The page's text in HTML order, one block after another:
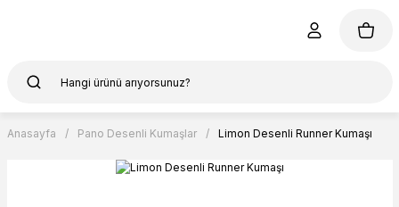
Anasayfa Pano Desenli Kumaşlar Limon Desenli Runner Kumaşı